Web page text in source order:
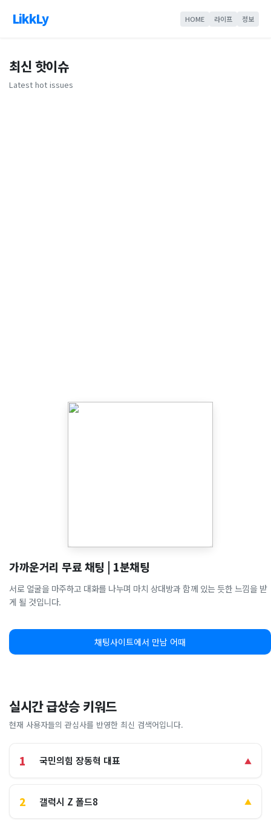
LikkLy HOME 라이프 정보
최신 핫이슈
Latest hot issues
가까운거리 무료 채팅 | 1분채팅
서로 얼굴을 마주하고 대화를 나누며 마치 상대방과 함께 있는 듯한 느낌을 받
게 될 것입니다.
채팅사이트에서 만남 어때
실시간 급상승 키워드
현재 사용자들의 관심사를 반영한 최신 검색어입니다.
1 국민의힘 장동혁 대표 ▲
2 갤럭시 Z 폴드8 ▲